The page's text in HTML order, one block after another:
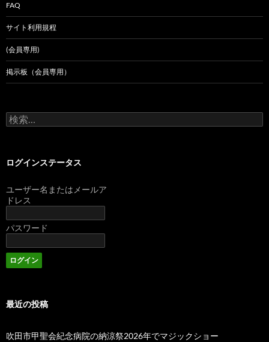
FAQ
サイト利用規程
(会員専用)
掲示板（会員専用）
検
索:
ログインステータス
ユーザー名またはメールア
ドレス
パスワード
最近の投稿
吹田市甲聖会紀念病院の納涼祭2026年でマジックショー